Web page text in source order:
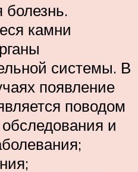
камни
системы. В
появление
поводом
и